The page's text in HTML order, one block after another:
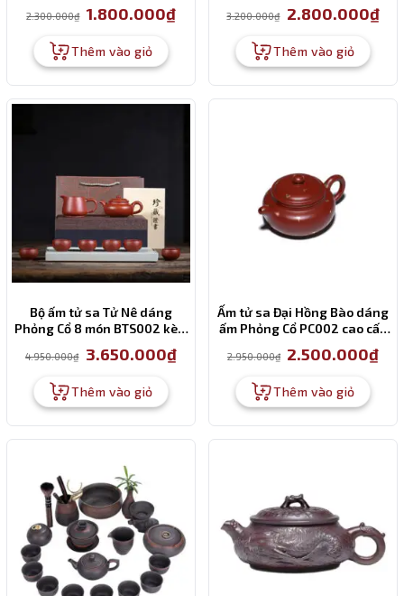
2.300.000₫ Giá
gốc
2.300.000₫.
1.800.000₫Giá
hiện
1.800.000₫.
Thêm vào giỏ
3.200.000₫ Giá
gốc
3.200.000₫.
2.800.000₫Giá
hiện
Thêm vào giỏ
Bộ ấm tử sa Tử Nê dáng
Phỏng Cổ 8 món BTS002 kèm
4.950.000₫ Giá
gốc
4.950.000₫.
3.650.000₫Giá
hiện
3.650.000₫.
Thêm vào giỏ
Ấm tử sa Đại Hồng Bào dáng
ấm Phỏng Cổ PC002 cao cấp
2.950.000₫ Giá
gốc
2.950.000₫.
2.500.000₫Giá
Thêm vào giỏ